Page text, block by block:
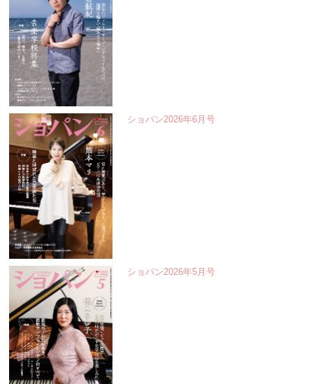
ショパン2026年6月号
ショパン2026年5月号